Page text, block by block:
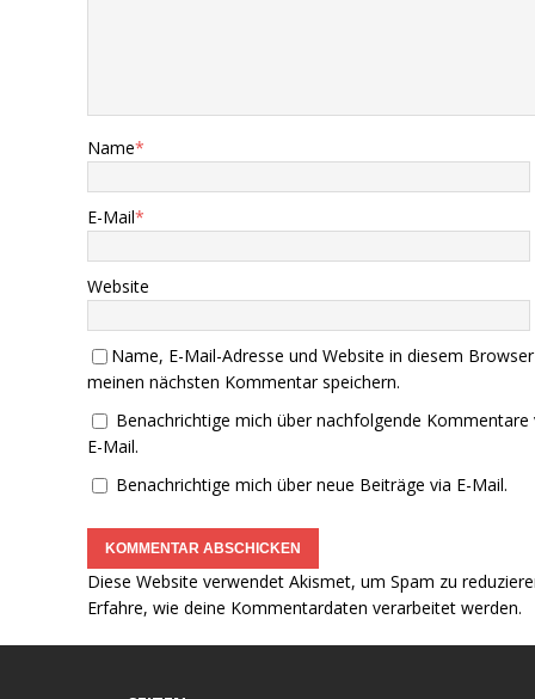
Name*
E-Mail*
Website
Name, E-Mail-Adresse und Website in diesem
meinen nächsten Kommentar speichern.
Benachrichtige mich über nachfolgende Kommentare
E-Mail.
Benachrichtige mich über neue Beiträge via E-Mail.
Diese Website verwendet Akismet, um Spam zu
Erfahre, wie deine Kommentardaten verarbeitet werden.